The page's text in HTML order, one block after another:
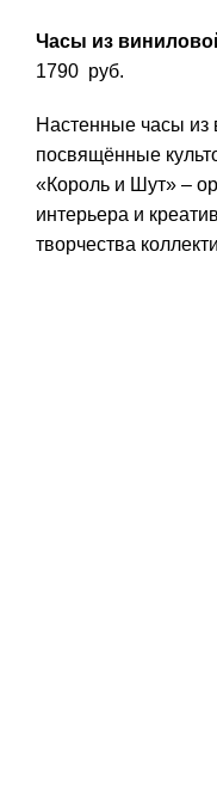
Часы из
1790 руб.
Настенные часы из
посвящённые
«Король и Шут» –
интерьера и
творчества